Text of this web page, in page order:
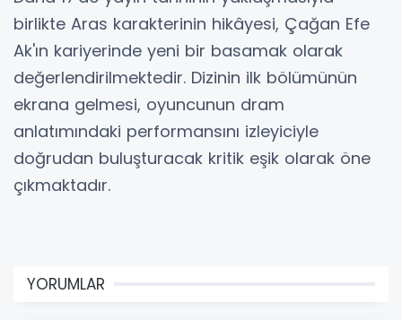
birlikte Aras karakterinin hikâyesi, Çağan Efe
Ak'ın kariyerinde yeni bir basamak olarak
değerlendirilmektedir. Dizinin ilk bölümünün
ekrana gelmesi, oyuncunun dram
anlatımındaki performansını izleyiciyle
doğrudan buluşturacak kritik eşik olarak öne
çıkmaktadır.
YORUMLAR